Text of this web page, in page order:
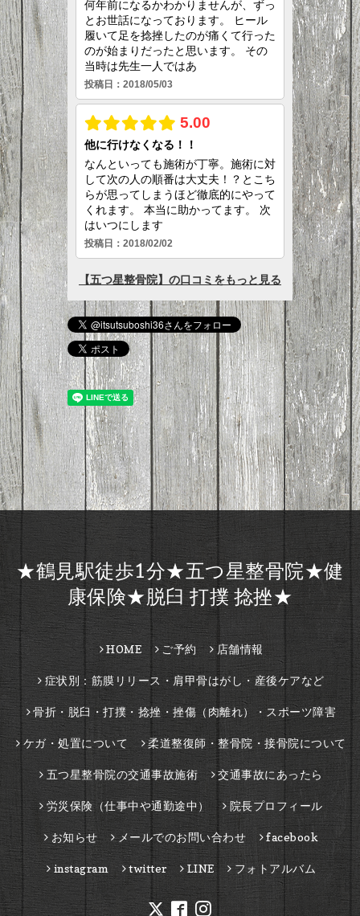
★鶴見駅徒歩1分★五つ星整骨院★健
康保険★脱臼 打撲 捻挫★
HOME ご予約 店舗情報
症状別：筋膜リリース・肩甲骨はがし・産後ケアなど
骨折・脱臼・打撲・捻挫・挫傷（肉離れ）・スポーツ障害
ケガ・処置について 柔道整復師・整骨院・接骨院について
五つ星整骨院の交通事故施術 交通事故にあったら
労災保険（仕事中や通勤途中） 院長プロフィール
お知らせ メールでのお問い合わせ facebook
instagram twitter LINE フォトアルバム